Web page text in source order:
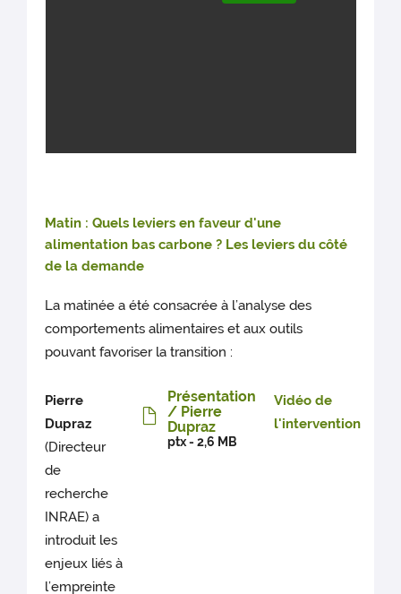
Matin : Quels leviers en faveur d'une
alimentation bas carbone ? Les leviers du côté
de la demande
La matinée a été consacrée à l’analyse des
comportements alimentaires et aux outils
pouvant favoriser la transition :
Pierre
Dupraz
(Directeur
de
recherche
INRAE) a
introduit les
enjeux liés à
l’empreinte
Présentation
/ Pierre
Dupraz
ptx - 2,6 MB
Vidéo de
l'intervention